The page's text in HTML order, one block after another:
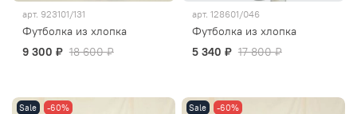
арт. 923101/131
Футболка из хлопка
9 300 ₽ 18 600 ₽
арт. 128601/046
Футболка из хлопка
5 340 ₽ 17 800 ₽
Sale -60% Sale -60%